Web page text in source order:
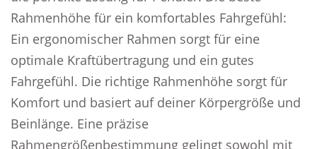
Rahmenhöhe für ein komfortables Fahrgefühl:
Ein ergonomischer Rahmen sorgt für eine
optimale Kraftübertragung und ein gutes
Fahrgefühl. Die richtige Rahmenhöhe sorgt für
Komfort und basiert auf deiner Körpergröße und
Beinlänge. Eine präzise
Rahmengrößenbestimmung gelingt sowohl mit